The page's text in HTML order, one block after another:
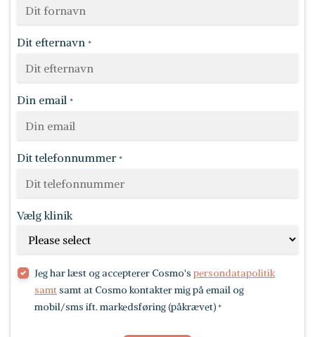
Dit efternavn *
Din email *
Dit telefonnummer *
Vælg klinik
Jeg har læst og accepterer Cosmo's persondatapolitik
samtsamt at Cosmo kontakter mig på email og
mobil/sms ift. markedsføring (påkrævet) *